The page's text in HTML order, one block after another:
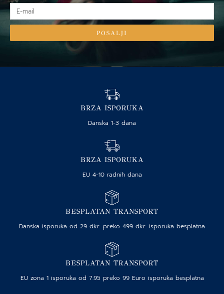
mail
POSALJI
BRZA ISPORUKA
Danska 1-3 dana
BRZA ISPORUKA
EU 4-10 radnih dana
BESPLATAN TRANSPORT
Danska isporuka od 29 dkr. preko 499 dkr. isporuka besplatna
BESPLATAN TRANSPORT
EU zona 1 isporuka od 7.95 preko 99 Euro isporuka besplatna